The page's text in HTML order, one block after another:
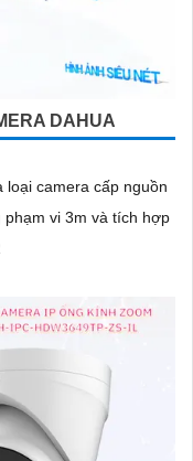
DAHUA
loại camera cấp nguồn
phạm vi 3m và tích hợp